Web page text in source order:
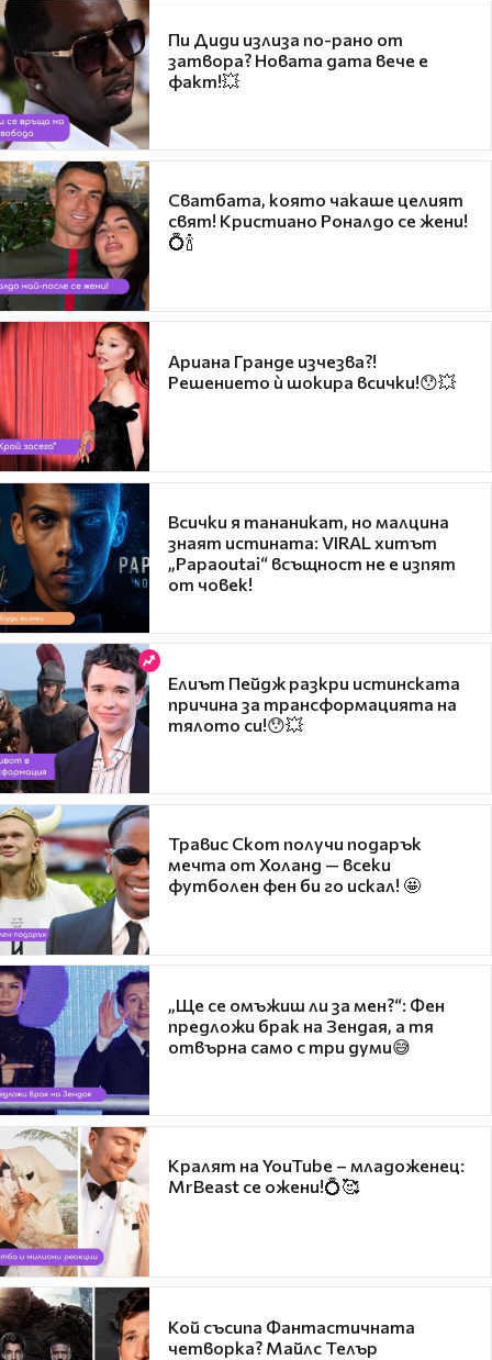
Пи Диди излиза по-рано от
затвора? Новата дата вече е
факт!💥
Сватбата, която чакаше целият
свят! Кристиано Роналдо се жени!
💍🍾
Ариана Гранде изчезва?!
Решението ѝ шокира всички!😯💥
Всички я тананикат, но малцина
знаят истината: VIRAL хитът
„Papaoutai“ всъщност не е изпят
от човек!
Елиът Пейдж разкри истинската
причина за трансформацията на
тялото си!😯💥
Травис Скот получи подарък
мечта от Холанд — всеки
футболен фен би го искал! 🤩
„Ще се омъжиш ли за мен?“: Фен
предложи брак на Зендая, а тя
отвърна само с три думи😅
Кралят на YouTube – младоженец:
MrBeast се ожени!💍🥰
Кой съсипа Фантастичната
четворка? Майлс Телър